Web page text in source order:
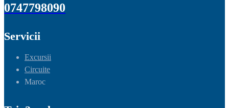
0747798090
Servicii
Excursii
Circuite
Maroc